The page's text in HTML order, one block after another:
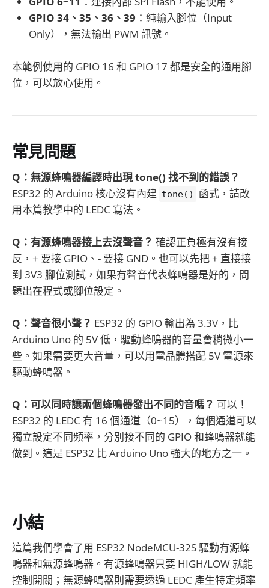
GPIO 34、35、36、39 ：純輸入腳位（Input
Only），無法輸出 PWM 訊號。
本範例使用的 GPIO 16 和 GPIO 17 都是安全的通用腳
位，可以放心使用。
常見問題
Q：無源蜂鳴器編譯時出現 tone() 找不到的錯誤？
ESP32 的 Arduino 核心沒有內建 tone()
函式，請改
用本篇教學中的 LEDC 寫法。
Q：有源蜂鳴器接上去沒聲音？ 確認正負極有沒有接
反，+ 要接 GPIO、- 要接 GND。也可以先把 + 直接接
到 3V3 腳位測試，如果有聲音代表蜂鳴器是好的，問
題出在程式或腳位設定。
Q：聲音很小聲？ ESP32 的 GPIO 輸出為 3.3V，比
Arduino Uno 的 5V 低，驅動蜂鳴器的音量會稍微小一
些。如果需要更大音量，可以用電晶體搭配 5V 電源來
驅動蜂鳴器。
Q：可以同時讓兩個蜂鳴器發出不同的音嗎？ 可以！
ESP32 的 LEDC 有 16 個通道（0~15），每個通道可以
獨立設定不同頻率，分別接不同的 GPIO 和蜂鳴器就能
做到。這是 ESP32 比 Arduino Uno 強大的地方之一。
小結
這篇我們學會了用 ESP32 NodeMCU-32S 驅動有源蜂
鳴器和無源蜂鳴器。有源蜂鳴器只要 HIGH/LOW 就能
控制開關；無源蜂鳴器則需要透過 LEDC 產生特定頻率